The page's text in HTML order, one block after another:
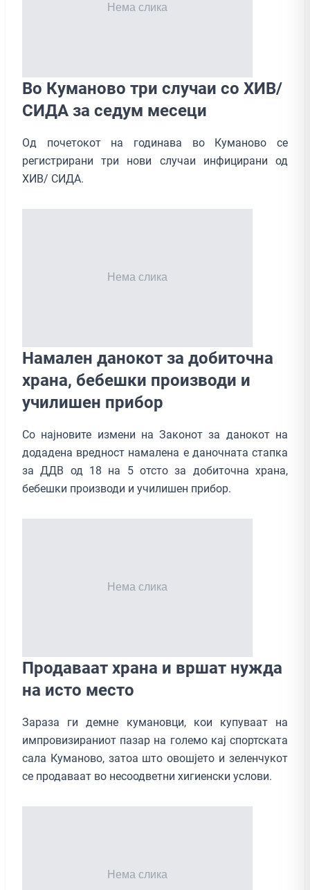
Во Куманово три случаи со ХИВ/
СИДА за седум месеци
Од почетокот на годинава во Куманово се
регистрирани три нови случаи инфицирани од
ХИВ/ СИДА.
Намален данокот за добиточна
храна, бебешки производи и
училишен прибор
Со најновите измени на Законот за данокот на
додадена вредност намалена е даночната стапка
за ДДВ од 18 на 5 отсто за добиточна храна,
бебешки производи и училишен прибор.
Продаваат храна и вршат нужда
на исто место
Зараза ги демне кумановци, кои купуваат на
импровизираниот пазар на големо кај спортската
сала Куманово, затоа што овошјето и зеленчукот
се продаваат во несоодветни хигиенски услови.